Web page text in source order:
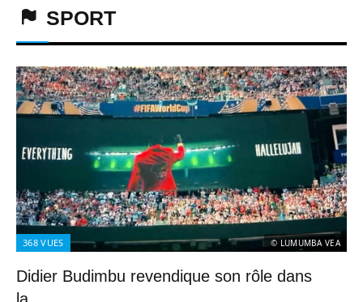
SPORT
368 VUES © LUMUMBA VEA
Didier Budimbu revendique son rôle dans